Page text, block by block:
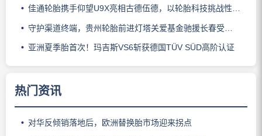
佳通轮胎携手仰望U9X亮相古德伍德，以轮胎科技挑战性能边界
守护渠道终端，贵州轮胎前进灯塔关爱基金驰援长春受灾门店
亚洲夏季胎首次！玛吉斯VS6斩获德国TÜV SÜD高阶认证
热门资讯
对华反倾销落地后，欧洲替换胎市场迎来拐点